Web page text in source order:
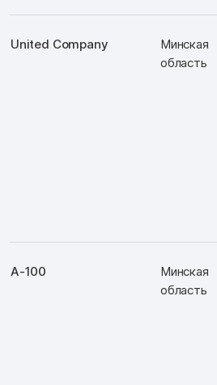
United Company
Минская
область
А-100
Минская
область